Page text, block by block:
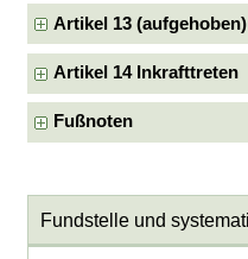
Artikel 13 (aufgehoben)
Artikel 14 Inkrafttreten
Fußnoten
Fundstelle und